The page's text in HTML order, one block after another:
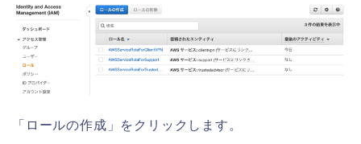
「ロールの作成」をクリックします。